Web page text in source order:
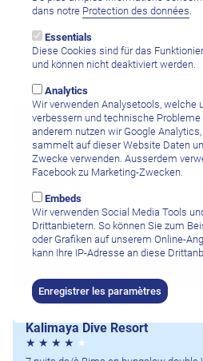
7 nuits de/à Alor en bungalow double
complète, 10 plongées en bateau,
transferts aéroport, par personne
Kalimaya Dive Resort
dans notre Protection des données.
Essentials
Diese Cookies sind für das
und können nicht deaktiviert werden.
Analytics
Wir verwenden Analysetools, welche
verbessern und technische
anderem nutzen wir Google
sammelt auf dieser Website Daten
Zwecke verwenden. Ausserdem
Facebook zu Marketing-Zwecken.
Embeds
Wir verwenden Social Media Tools
Drittanbietern. So können Sie zum
oder Grafiken auf unserem Online-
kann Ihre IP-Adresse an diese
Enregistrer les paramètres